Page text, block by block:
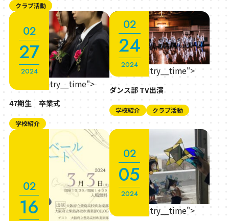
クラブ活動
2024
02
27
" class="entry__time">
47期生 卒業式
学校紹介
2024
02
24
" class="entry__time">
ダンス部 TV出演
学校紹介 クラブ活動
02
16
2024
02
05
" class="entry__time">